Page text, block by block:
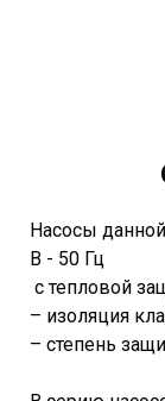
Насосы
В - 50 Гц
с тепловой
– изоляция
– степень